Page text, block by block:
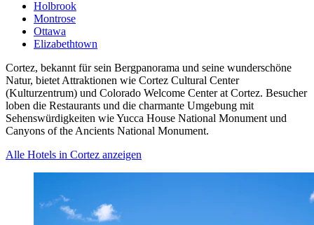
Holbrook
Montrose
Ottawa
Elizabethtown
Cortez, bekannt für sein Bergpanorama und seine wunderschöne
Natur, bietet Attraktionen wie Cortez Cultural Center
(Kulturzentrum) und Colorado Welcome Center at Cortez. Besucher
loben die Restaurants und die charmante Umgebung mit
Sehenswürdigkeiten wie Yucca House National Monument und
Canyons of the Ancients National Monument.
Alle Hotels in Cortez anzeigen